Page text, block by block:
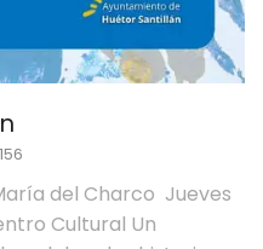
156
del Charco Jueves
Cultural Un